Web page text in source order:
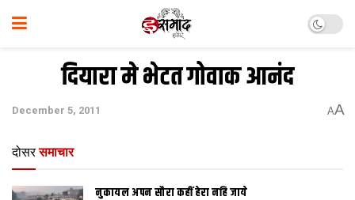
दियारा मे भेटत गोवाक आनंद
December 5, 2011 AA
दोसर समाचार
नुकायल अपन सौरा कहीं हेरा नहि जाये